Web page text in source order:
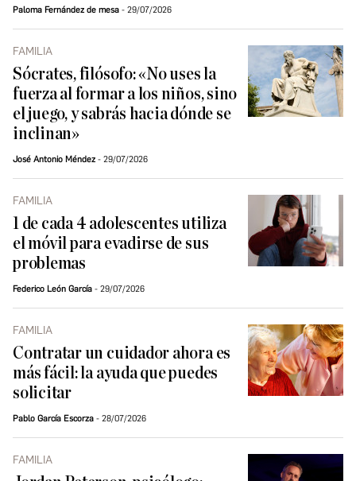
Paloma Fernández de mesa 29/07/2026
FAMILIA
Sócrates, filósofo: «No uses la
fuerza al formar a los niños, sino
el juego, y sabrás hacia dónde se
inclinan»
José Antonio Méndez 29/07/2026
FAMILIA
1 de cada 4 adolescentes utiliza
el móvil para evadirse de sus
problemas
Federico León García 29/07/2026
FAMILIA
Contratar un cuidador ahora es
más fácil: la ayuda que puedes
solicitar
Pablo García Escorza 28/07/2026
FAMILIA